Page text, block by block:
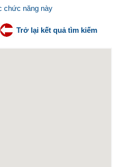
chức năng này
Trở lại kết quả tìm kiếm